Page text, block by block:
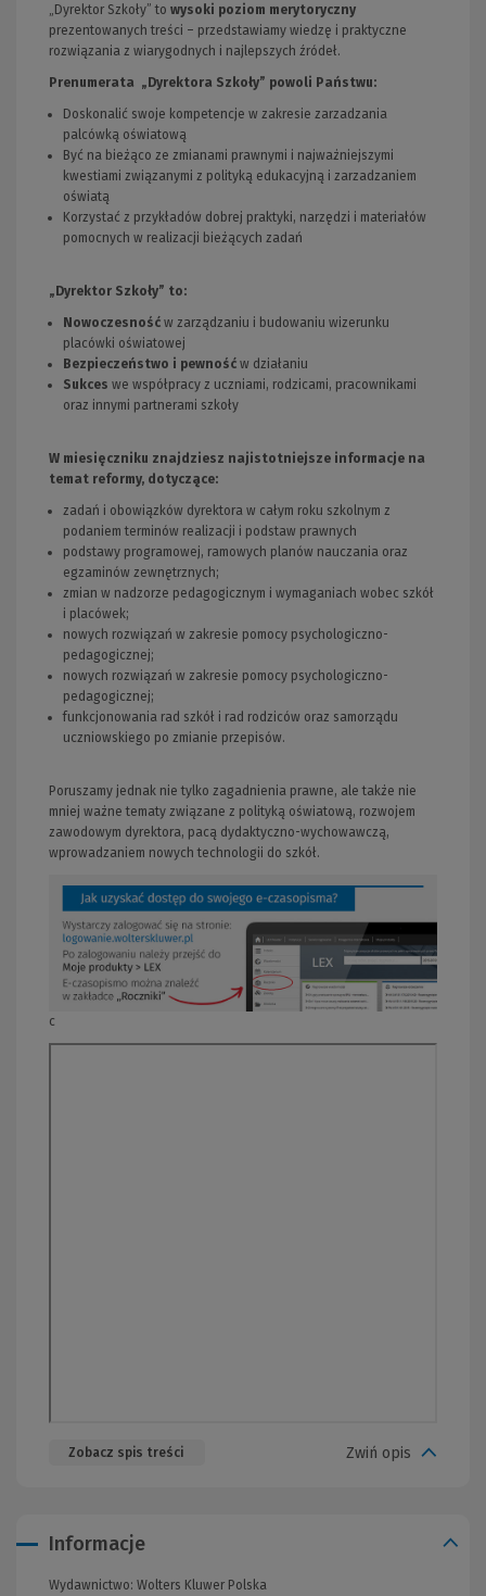
„Dyrektor Szkoły” to wysoki poziom merytoryczny
prezentowanych treści – przedstawiamy wiedzę i praktyczne
rozwiązania z wiarygodnych i najlepszych źródeł.
Prenumerata „Dyrektora Szkoły” powoli Państwu:
Doskonalić swoje kompetencje w zakresie zarzadzania
palcówką oświatową
Być na bieżąco ze zmianami prawnymi i najważniejszymi
kwestiami związanymi z polityką edukacyjną i zarzadzaniem
oświatą
Korzystać z przykładów dobrej praktyki, narzędzi i materiałów
pomocnych w realizacji bieżących zadań
„Dyrektor Szkoły” to:
Nowoczesność w zarządzaniu i budowaniu wizerunku
placówki oświatowej
Bezpieczeństwo i pewność w działaniu
Sukces we współpracy z uczniami, rodzicami, pracownikami
oraz innymi partnerami szkoły
W miesięczniku znajdziesz najistotniejsze informacje na
temat reformy, dotyczące:
zadań i obowiązków dyrektora w całym roku szkolnym z
podaniem terminów realizacji i podstaw prawnych
podstawy programowej, ramowych planów nauczania oraz
egzaminów zewnętrznych;
zmian w nadzorze pedagogicznym i wymaganiach wobec szkół
i placówek;
nowych rozwiązań w zakresie pomocy psychologiczno-
pedagogicznej;
nowych rozwiązań w zakresie pomocy psychologiczno-
pedagogicznej;
funkcjonowania rad szkół i rad rodziców oraz samorządu
uczniowskiego po zmianie przepisów.
Poruszamy jednak nie tylko zagadnienia prawne, ale także nie
mniej ważne tematy związane z polityką oświatową, rozwojem
zawodowym dyrektora, pacą dydaktyczno-wychowawczą,
wprowadzaniem nowych technologii do szkół.
c
Zobacz spis treści Zwiń opis
Informacje
Wydawnictwo: Wolters Kluwer Polska